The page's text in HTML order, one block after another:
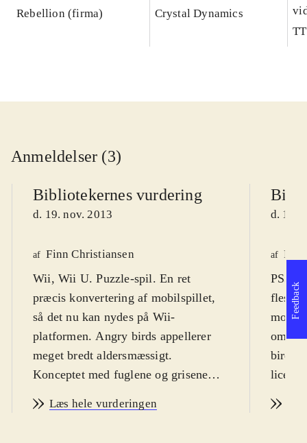
Rebellion (firma)
Crystal Dynamics
Anmeldelser (3)
Bibliotekernes vurdering
d. 19. nov. 2013
af Finn Christiansen
Wii, Wii U. Puzzle-spil. En ret
præcis konvertering af mobilspillet,
så det nu kan nydes på Wii-
platformen. Angry birds appellerer
meget bredt aldersmæssigt.
Konceptet med fuglene og grisene
hysterisk populært og
Læs hele vurderingen
d. 19.
af
PS3,
fleste,
om
birds.
Spillet
Feedback